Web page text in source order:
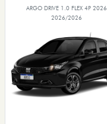
ARGO DRIVE 1.0 FLEX 4P 2026
2026/2026